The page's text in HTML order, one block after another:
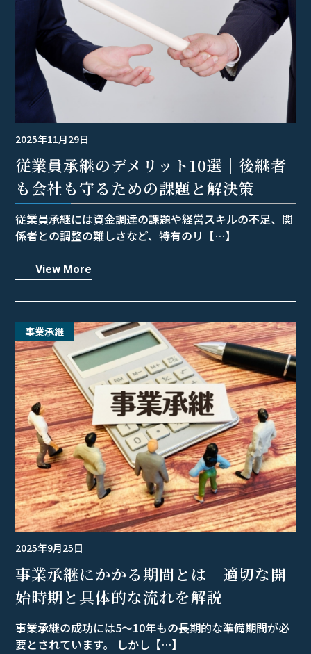
2025年11月29日
従業員承継のデメリット10選｜後継者
も会社も守るための課題と解決策
従業員承継には資金調達の課題や経営スキルの不足、関
係者との調整の難しさなど、特有のリ【…】
View More
事業承継
2025年9月25日
事業承継にかかる期間とは｜適切な開
始時期と具体的な流れを解説
事業承継の成功には5〜10年もの長期的な準備期間が必
要とされています。 しかし【…】